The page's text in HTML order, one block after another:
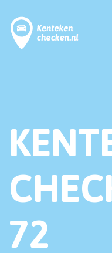
72